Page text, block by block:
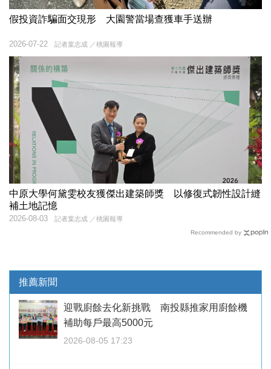
假投資詐騙面交現形 大園警當場查獲車手送辦
記者葉志成 ／桃園報導
2026-07-22
中原大學何黛雯校友獲傑出建築師獎 以修復式韌性設計縫
補土地記憶
記者葉志成 ／桃園報導
2026-08-03
Recommended by
推薦新聞
迎戰廚餘去化新挑戰 南投縣推家用廚餘機
補助每戶最高5000元
2026-08-05 17:23